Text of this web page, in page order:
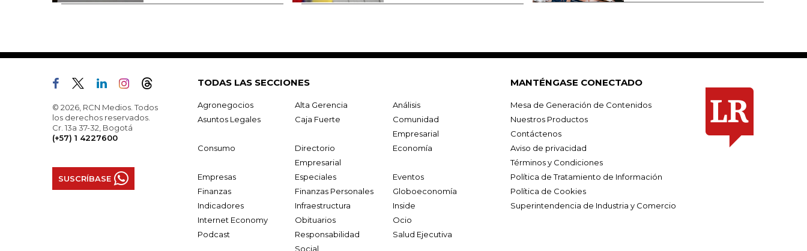
© 2026, RCN Medios. Todos
los derechos reservados.
Cr. 13a 37-32, Bogotá
(+57) 1 4227600
SUSCRÍBASE
TODAS LAS SECCIONES
Agronegocios Alta Gerencia
Análisis
Asuntos Legales
Caja Fuerte
Comunidad
Empresarial
Consumo
Directorio
Empresarial
Economía
Empresas Especiales
Eventos
Finanzas
Finanzas Personales
Globoeconomía
Indicadores
Infraestructura
Inside
Internet Economy
Obituarios
Ocio
Podcast
Responsabilidad
Social
Salud Ejecutiva
MANTÉNGASE CONECTADO
Mesa de Generación de Contenidos
Nuestros Productos
Contáctenos
Aviso de privacidad
Términos y Condiciones
Política de Tratamiento de Información
Política de Cookies
Superintendencia de Industria y Comercio